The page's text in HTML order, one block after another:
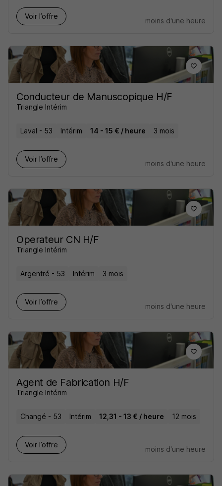
Voir l’offre
moins d'une heure
Conducteur de Manuscopique H/F
Triangle Intérim
Laval - 53 Intérim 14 - 15 € / heure 3 mois
Voir l’offre
moins d'une heure
Operateur CN H/F
Triangle Intérim
Argentré - 53 Intérim 3 mois
Voir l’offre
moins d'une heure
Agent de Fabrication H/F
Triangle Intérim
Changé - 53 Intérim 12,31 - 13 € / heure 12 mois
Voir l’offre
moins d'une heure